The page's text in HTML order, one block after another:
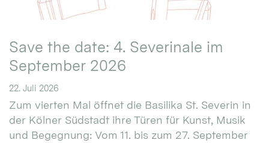
Save the date: 4. Severinale im
September 2026
22. Juli 2026
Zum vierten Mal öffnet die Basilika St. Severin in
der Kölner Südstadt ihre Türen für Kunst, Musik
und Begegnung: Vom 11. bis zum 27. September